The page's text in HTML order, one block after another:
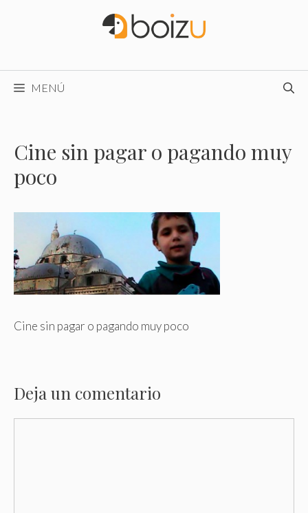
MENÚ
Cine sin pagar o pagando muy
poco
Cine sin pagar o pagando muy poco
Deja un comentario